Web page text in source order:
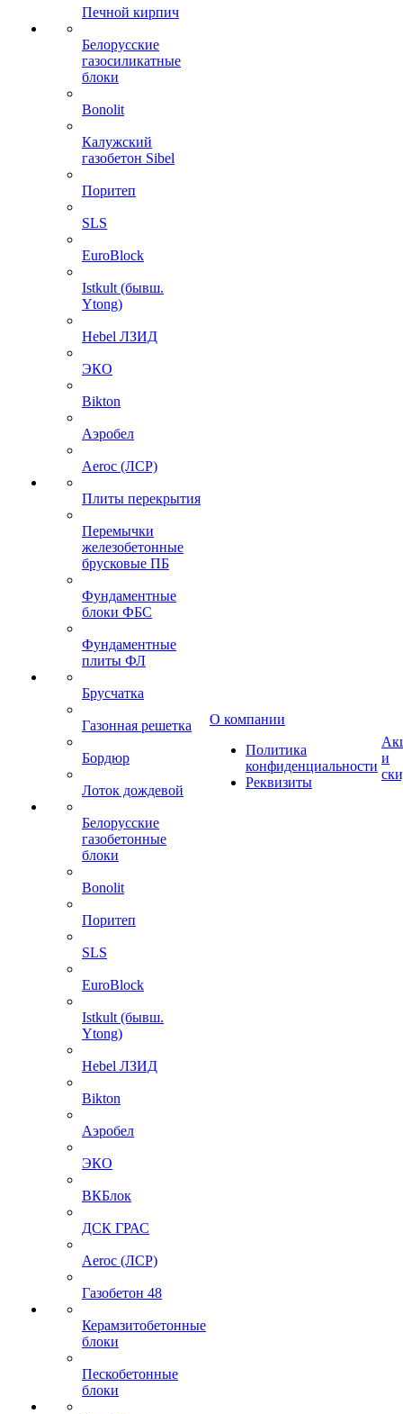
Печной кирпич
Белорусские
газосиликатные
блоки
Bonolit
Калужский
газобетон Sibel
Поритеп
SLS
EuroBlock
Istkult (бывш.
Ytong)
Hebel ЛЗИД
ЭКО
Bikton
Аэробел
Aeroc (ЛСР)
Плиты перекрытия
Перемычки
железобетонные
брусковые ПБ
Фундаментные
блоки ФБС
Фундаментные
плиты ФЛ
Брусчатка
Газонная решетка
Бордюр
Лоток дождевой
Белорусские
газобетонные
блоки
Bonolit
Поритеп
SLS
EuroBlock
Istkult (бывш.
Ytong)
Hebel ЛЗИД
Bikton
Аэробел
ЭКО
ВКБлок
ДСК ГРАС
Aeroc (ЛСР)
Газобетон 48
Керамзитобетонные
блоки
Пескобетонные
блоки
О компании
Политика
конфиденциальности
Реквизиты
и